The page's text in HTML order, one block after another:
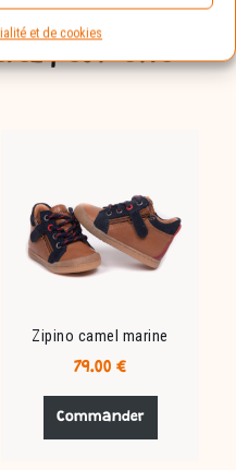
et de cookies
peut-être
Zipino camel marine
79.00 €
Commander
Ce
a